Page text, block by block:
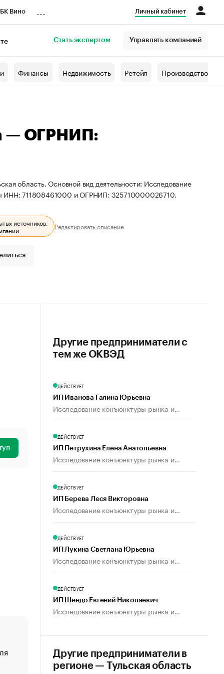
Вино Личный кабинет
Стать экспертом Управлять компанией
Финансы Недвижимость Ретейл Производство
— ОГРНИП:
область. Основной вид деятельности: Исследование
ИНН: 711808461000 и ОГРНИП: 325710000026710.
источников.
Редактировать описание
«От спорта тело стареет иначе». Как живет глава
создавшей GTA
Другие предприниматели с
тем же ОКВЭД
ДЕЙСТВУЕТ
ИП Иванова Галина Юрьевна
Исследование конъюнктуры рынка и...
ДЕЙСТВУЕТ
ИП Петрухина Елена Анатольевна
Исследование конъюнктуры рынка и...
ДЕЙСТВУЕТ
ИП Берева Леся Викторовна
Исследование конъюнктуры рынка и...
ДЕЙСТВУЕТ
ИП Лукина Светлана Юрьевна
Исследование конъюнктуры рынка и...
ДЕЙСТВУЕТ
ИП Шендо Евгений Николаевич
Исследование конъюнктуры рынка и...
Другие предприниматели в
регионе — Тульская область